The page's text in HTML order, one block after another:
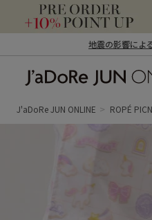
地震の影響によ
ン オンライン）
J'aDoRe JUN ONLINE ROPÉ